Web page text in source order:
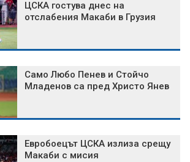
ЦСКА гостува днес на
отслабения Макаби в Грузия
Само Любо Пенев и Стойчо
Младенов са пред Христо Янев
Евробоецът ЦСКА излиза срещу
Макаби с мисия